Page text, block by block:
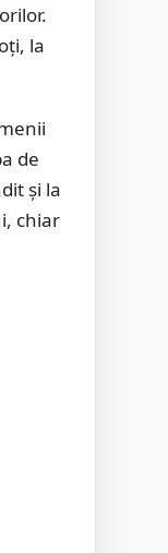
la
de
și la
chiar